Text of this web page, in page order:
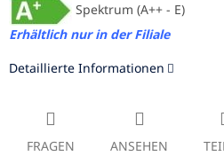
Spektrum (A++ - E)
Erhältlich nur in der Filiale
Detaillierte Informationen
FRAGEN ANSEHEN